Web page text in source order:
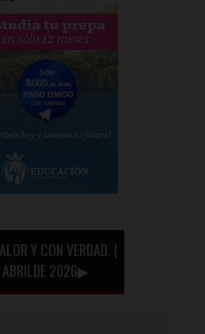
Y CON VERDAD. |
ABRILDE 2026▶